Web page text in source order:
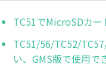
TC51でMicroSDカー
TC51/56/TC52/
い、GMS版で使用で